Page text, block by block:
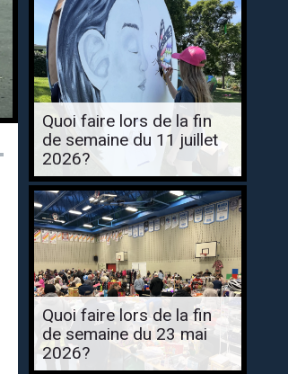
Quoi faire lors de la fin
de semaine du 11 juillet
2026?
Quoi faire lors de la fin
de semaine du 23 mai
2026?